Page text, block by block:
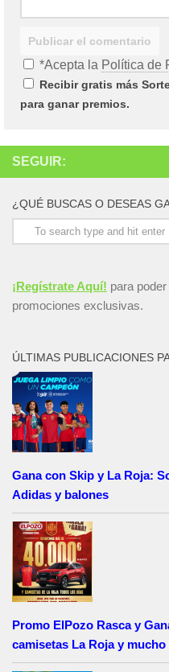
*Acepta la Política de
Recibir gratis más
para ganar premios.
SEGUIR:
¿QUÉ BUSCAS O DESEAS
¡Regístrate Aquí! para
promociones exclusivas.
ÚLTIMAS PUBLICACIONES
Gana con Skip y La Roja:
Adidas y balones
Promo ElPozo Rasca y
camisetas La Roja y mucho